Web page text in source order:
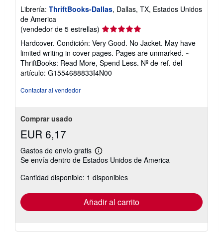
Librería: ThriftBooks-Dallas, Dallas, TX, Estados Unidos
de America
(vendedor de 5 estrellas) Calificación
del
vendedor:
5
de
5
Hardcover. Condición: Very Good. No Jacket. May have
limited writing in cover pages. Pages are unmarked. ~
ThriftBooks: Read More, Spend Less. Nº de ref. del
artículo: G1554688833I4N00
Contactar al vendedor
Comprar usado
EUR 6,17
Gastos de envío gratis
Más
información
las
tarifas
envío
Se envía dentro de Estados Unidos de America
Cantidad disponible: 1 disponibles
Añadir al carrito